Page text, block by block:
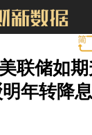
美联储如
年转降